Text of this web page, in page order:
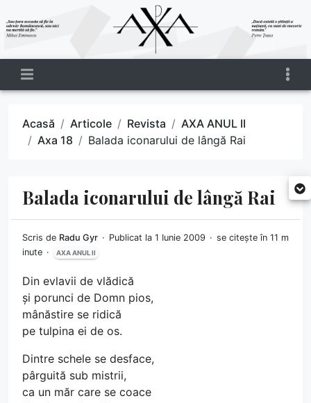
Acasă Articole Revista
AXA ANUL II
Axa 18
Balada iconarului de lângă Rai
Balada iconarului de lângă Rai
Scris de Radu Gyr Publicat la 1 Iunie 2009
se citește în 11 m
inute
AXA ANUL II
Din evlavii de vlădică
și porunci de Domn pios,
mânăstire se ridică
pe tulpina ei de os.
Dintre schele se desface,
pârguită sub mistrii,
ca un măr care se coace